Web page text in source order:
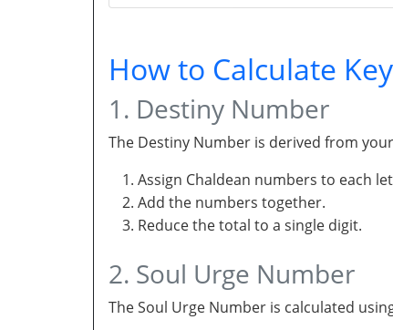
How to Calculate
1. Destiny Number
The Destiny Number is derived from your
Assign Chaldean numbers to each
Add the numbers together.
Reduce the total to a single digit.
2. Soul Urge Number
The Soul Urge Number is calculated